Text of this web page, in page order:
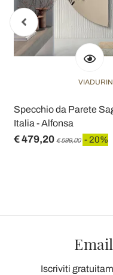
Specchio da Parete
Italia - Alfonsa
€ 479,20 € 599,00 - 20%
Iscriviti